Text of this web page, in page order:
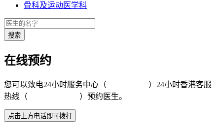
骨科及运动医学科
在线预约
您可以致电24小时服务中心（
）24小时香港客服
热线（
）预约医生。